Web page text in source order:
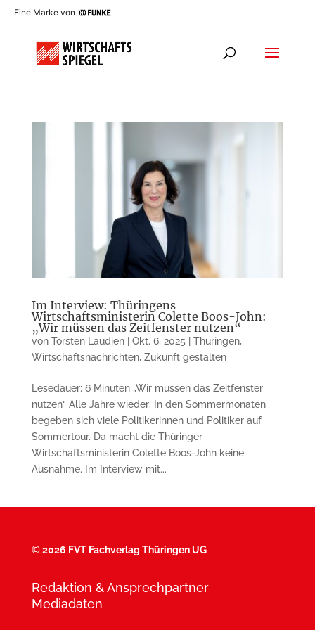
Eine Marke von
Im Interview: Thüringens
Wirtschaftsministerin Colette Boos-John:
„Wir müssen das Zeitfenster nutzen“
von Torsten Laudien| Okt. 6, 2025 Thüringen,
Wirtschaftsnachrichten, Zukunft gestalten
Lesedauer: 6 Minuten „Wir müssen das Zeitfenster
nutzen“ Alle Jahre wieder: In den Sommermonaten
begeben sich viele Politikerinnen und Politiker auf
Sommertour. Da macht die Thüringer
Wirtschaftsministerin Colette Boos-John keine
Ausnahme. Im Interview mit...
©2026 FVT Fachverlag Thüringen UG
Redaktion & Ansprechpartner
Mediadaten